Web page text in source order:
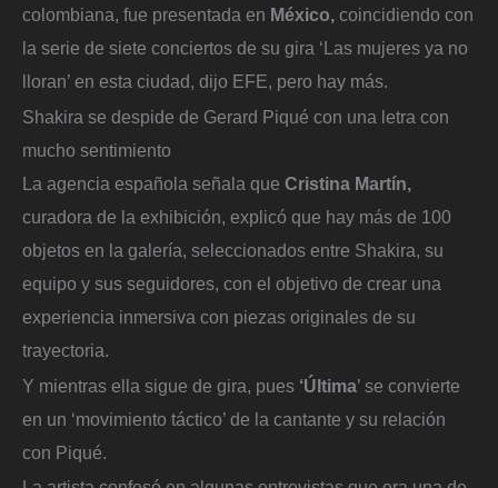
colombiana, fue presentada en México, coincidiendo con
la serie de siete conciertos de su gira ‘Las mujeres ya no
lloran’ en esta ciudad, dijo EFE, pero hay más.
Shakira se despide de Gerard Piqué con una letra con
mucho sentimiento
La agencia española señala que Cristina Martín,
curadora de la exhibición, explicó que hay más de 100
objetos en la galería, seleccionados entre Shakira, su
equipo y sus seguidores, con el objetivo de crear una
experiencia inmersiva con piezas originales de su
trayectoria.
Y mientras ella sigue de gira, pues ‘Última’ se convierte
en un ‘movimiento táctico’ de la cantante y su relación
con Piqué.